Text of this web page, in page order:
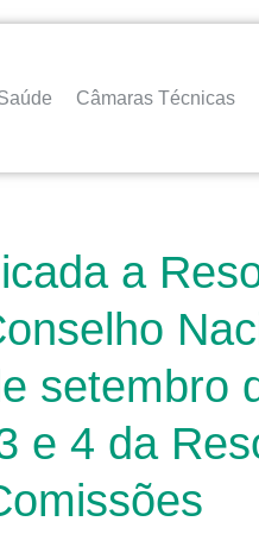
Câmaras Técnicas
a
setembro
e 4 da